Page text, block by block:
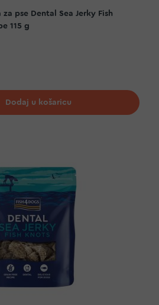
za pse Dental Sea Jerky Fish
115 g
želja
Dodaj u košaricu